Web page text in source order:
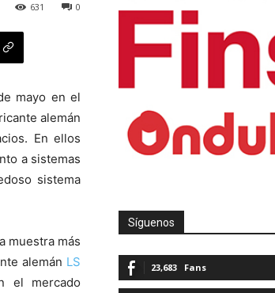
0
631
mayo en el
alemán
En ellos
a sistemas
sistema
muestra más
alemán LS
el mercado
Síguenos
23,683 Fans